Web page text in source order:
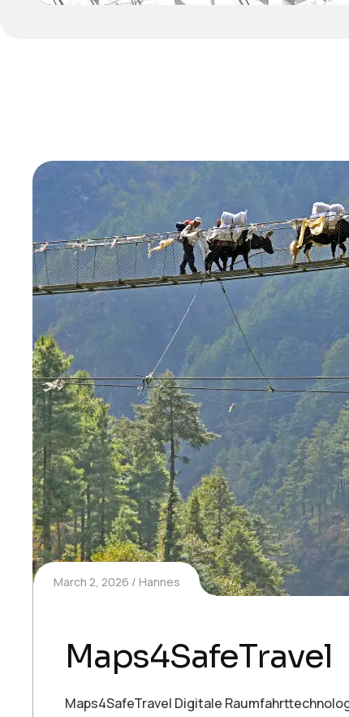
March 2, 2026 Hannes
Maps4SafeTravel
Maps4SafeTravel Digitale